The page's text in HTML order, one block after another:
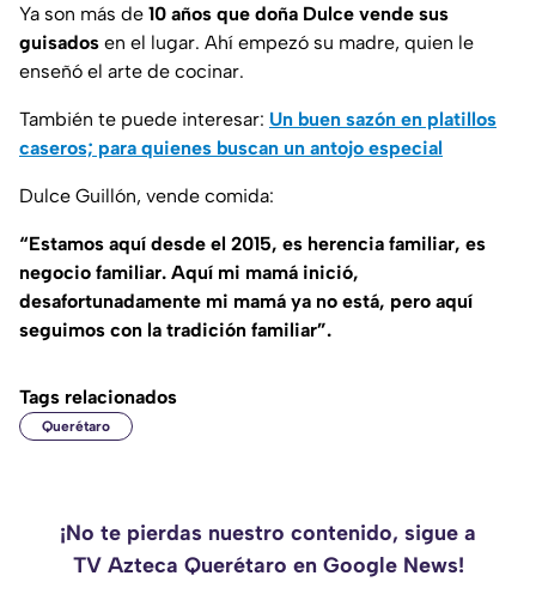
Ya son más de 10 años que doña Dulce vende sus
guisados en el lugar. Ahí empezó su madre, quien le
enseñó el arte de cocinar.
También te puede interesar: Un buen sazón en platillos
caseros; para quienes buscan un antojo especial
Dulce Guillón, vende comida:
“Estamos aquí desde el 2015, es herencia familiar, es
negocio familiar. Aquí mi mamá inició,
desafortunadamente mi mamá ya no está, pero aquí
seguimos con la tradición familiar”.
Tags relacionados
Querétaro
¡No te pierdas nuestro contenido, sigue a
TV Azteca Querétaro en Google News!